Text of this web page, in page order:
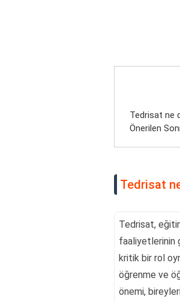
Tedrisat ne
Önerilen
Tedrisat
Tedrisat,
faaliyetlerinin
kritik bir rol
öğrenme ve
önemi,